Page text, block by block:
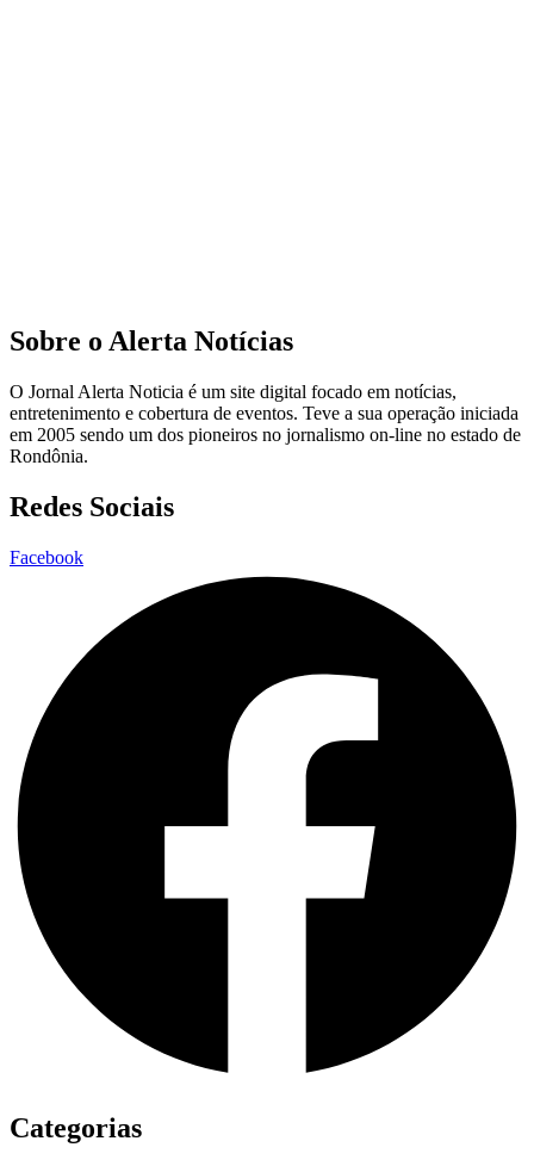
Sobre o Alerta Notícias
O Jornal Alerta Noticia é um site digital focado em notícias,
entretenimento e cobertura de eventos. Teve a sua operação iniciada
em 2005 sendo um dos pioneiros no jornalismo on-line no estado de
Rondônia.
Redes Sociais
Facebook
Categorias